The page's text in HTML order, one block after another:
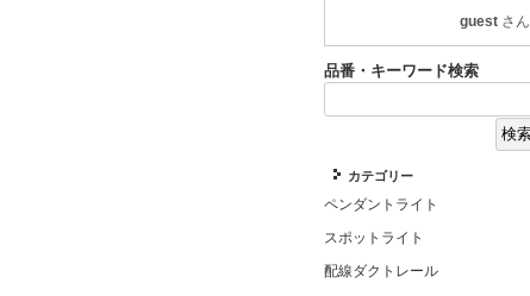
guest さん
品番・キーワード検索
カテゴリー
ペンダントライト
スポットライト
配線ダクトレール